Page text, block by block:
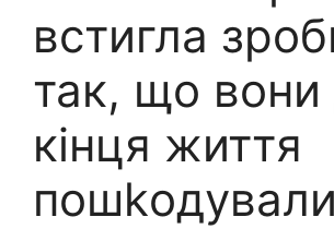
встигла
так, що вони
кінця життя